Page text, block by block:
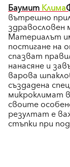
БаумитКлима
вътрешно
Материалът
постигане на
спазват
нанасяне и
варова
създадена
микроклимат
своите
резултат е
стъпки при